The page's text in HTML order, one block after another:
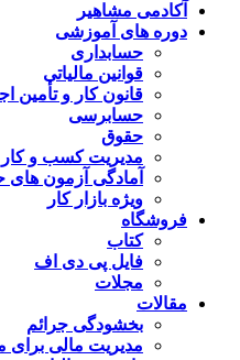
آکادمی مشاهیر
دوره های آموزشی
حسابداری
قوانین مالیاتی
قانون کار و تأمین
حسابرسی
حقوق
مدیریت کسب و کار
آمادگی آزمون های
ویژه بازار کار
فروشگاه
کتاب
فایل پی دی اف
مجلات
مقالات
بخشودگی جرائم
مدیریت مالی برای